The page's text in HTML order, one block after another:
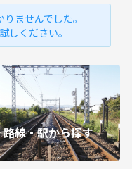
ませんでした。
しください。
路線・駅から探す